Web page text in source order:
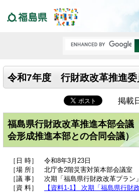
令和7年度 行財政改革推進委
掲載
福島県行財政改革推進本部会議
会形成推進本部との合同会議）
［日 時］ 令和8年3月23日
［場 所］ 北庁舎2階災害対策本部会議室
［議 事］ 次期「福島県行財政改革プラン
［資 料］
【資料1-1】 次期「福島県行財